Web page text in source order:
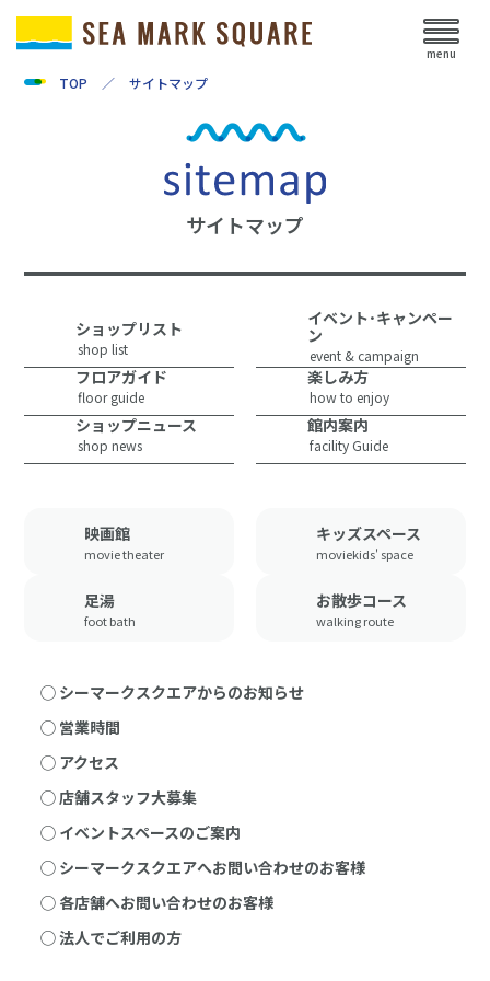
menu
TOP ／ サイトマップ
サイトマップ
ショップリスト
shop list
イベント･キャンペー
ン
event & campaign
フロアガイド
floor guide
楽しみ方
how to enjoy
ショップニュース
shop news
館内案内
facility Guide
映画館
movie theater
キッズスペース
moviekids' space
足湯
foot bath
お散歩コース
walking route
◯ シーマークスクエアからのお知らせ
◯ 営業時間
◯ アクセス
◯ 店舗スタッフ大募集
◯ イベントスペースのご案内
◯ シーマークスクエアへお問い合わせのお客様
◯ 各店舗へお問い合わせのお客様
◯ 法人でご利用の方